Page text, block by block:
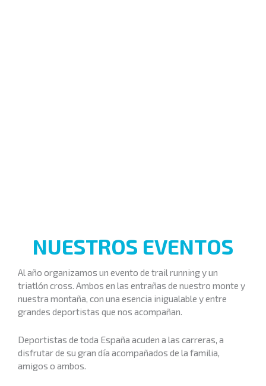
NUESTROS EVENTOS
Al año organizamos un evento de trail running y un
triatlón cross. Ambos en las entrañas de nuestro monte y
nuestra montaña, con una esencia inigualable y entre
grandes deportistas que nos acompañan.
Deportistas de toda España acuden a las carreras, a
disfrutar de su gran día acompañados de la familia,
amigos o ambos.